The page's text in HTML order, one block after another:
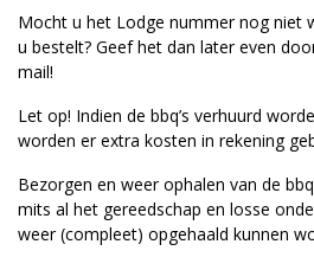
Mocht u het Lodge nummer nog niet
u bestelt? Geef het dan later even
mail!
Let op! Indien de bbq’s verhuurd
worden er extra kosten in rekening
Bezorgen en weer ophalen van de
mits al het gereedschap en losse
weer (compleet) opgehaald kunnen